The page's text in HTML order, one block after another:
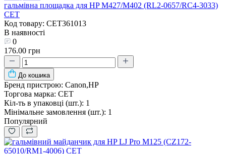
гальмівна площадка для HP M427/M402 (RL2-0657/RC4-3033)
CET
Код товару: CET361013
В наявності
0
176.00 грн
До кошика
Бренд пристрою: Canon,HP
Торгова марка: CET
Кіл-ть в упаковці (шт.): 1
Мінімальне замовлення (шт.): 1
Популярний